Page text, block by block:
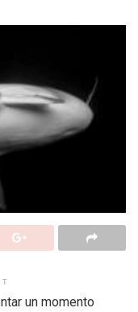
un momento